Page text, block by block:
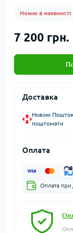
Немає в наявності
7 200 грн.
Доставка
Новою Поштою
поштомати
Оплата
Оплата при